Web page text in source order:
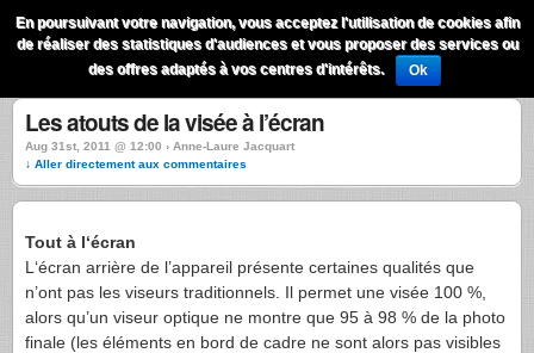
QuestionsPhoto Menu
Les atouts de la visée à l’écran
Aug 31st, 2011 @ 12:00 › Anne-Laure Jacquart
↓ Aller directement aux commentaires
Tout à l‘écran
L‘écran arrière de l’appareil présente certaines qualités que
n’ont pas les viseurs traditionnels. Il permet une visée 100 %,
alors qu’un viseur optique ne montre que 95 à 98 % de la photo
finale (les éléments en bord de cadre ne sont alors pas visibles
En poursuivant votre navigation, vous acceptez l'utilisation de cookies afin
de réaliser des statistiques d'audiences et vous proposer des services ou
des offres adaptés à vos centres d'intérêts.
Ok